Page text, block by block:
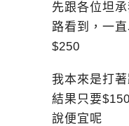
先跟各位坦
路看到，一
$250
我本來是打
結果只要
說便宜呢